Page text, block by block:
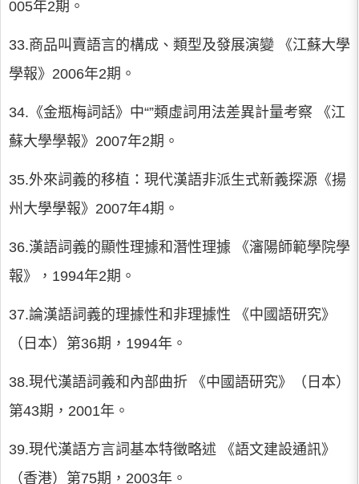
005年2期。
33.商品叫賣語言的構成、類型及發展演變 《江蘇大學
學報》2006年2期。
34.《金瓶梅詞話》中“”類虛詞用法差異計量考察 《江
蘇大學學報》2007年2期。
35.外來詞義的移植：現代漢語非派生式新義探源《揚
州大學學報》2007年4期。
36.漢語詞義的顯性理據和潛性理據 《瀋陽師範學院學
報》，1994年2期。
37.論漢語詞義的理據性和非理據性 《中國語研究》
（日本）第36期，1994年。
38.現代漢語詞義和內部曲折 《中國語研究》（日本）
第43期，2001年。
39.現代漢語方言詞基本特徵略述 《語文建設通訊》
（香港）第75期，2003年。